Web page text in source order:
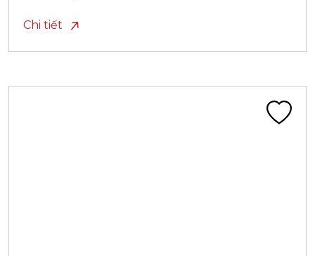
Chi tiết